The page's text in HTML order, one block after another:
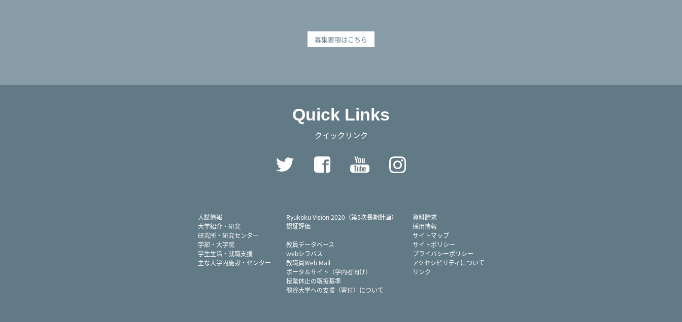
募集要項はこちら
Quick Links
クイックリンク
Twitter FacebookYouTube
入試情報
大学紹介・研究
研究所・研究センター
学部・大学院
学生生活・就職支援
主な大学内施設・センター
Ryukoku Vision 2020（第5次長期計画）
認証評価
教員データベース
webシラバス
教職員Web Mail
ポータルサイト（学内者向け）
授業休止の取扱基準
龍谷大学への支援（寄付）について
資料請求
採用情報
サイトマップ
サイトポリシー
プライバシーポリシー
アクセシビリティについて
リンク